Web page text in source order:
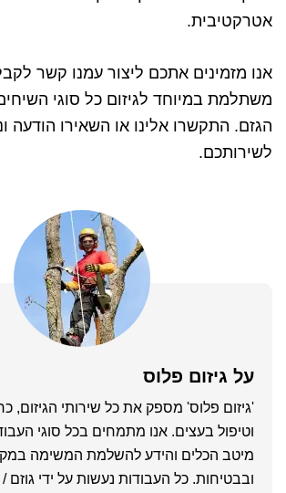
אטרקטיבית.
אנו מזמינים אתכם ליצור עמנו קשר
משתלמת במיוחד לגיזום כל סוגי
הגזם. התקשרו אלינו או השאירו הודעה
לשירותכם.
על גיזום פלוס
'גיזום פלוס' מספק את כל שירותי הגיזום,
וטיפול בעצים. אנו מתמחים בכל סוגי
מיטב הכלים והידע להשלמת המשימה
ובבטיחות. כל העבודות נעשות על ידי גוזם